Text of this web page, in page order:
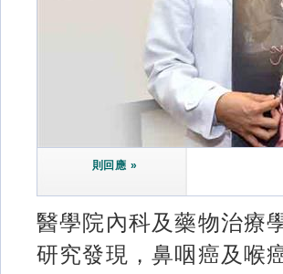
則回應 »
醫學院內科及藥物治療
研究發現，鼻咽癌及喉